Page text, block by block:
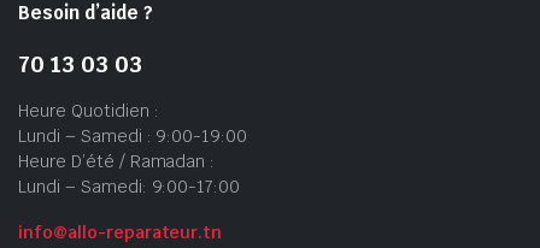
Besoin d’aide ?
70 13 03 03
Heure Quotidien :
Lundi – Samedi : 9:00-19:00
Heure D’été / Ramadan :
Lundi – Samedi: 9:00-17:00
info@allo-reparateur.tn